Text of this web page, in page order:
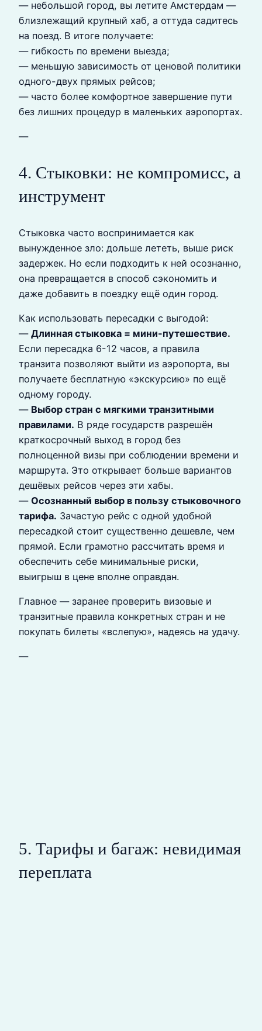
— небольшой город, вы летите Амстердам —
близлежащий крупный хаб, а оттуда садитесь
на поезд. В итоге получаете:
— гибкость по времени выезда;
— меньшую зависимость от ценовой политики
одного-двух прямых рейсов;
— часто более комфортное завершение пути
без лишних процедур в маленьких аэропортах.
—
4. Стыковки: не компромисс, а
инструмент
Стыковка часто воспринимается как
вынужденное зло: дольше лететь, выше риск
задержек. Но если подходить к ней осознанно,
она превращается в способ сэкономить и
даже добавить в поездку ещё один город.
Как использовать пересадки с выгодой:
— Длинная стыковка = мини-путешествие.
Если пересадка 6-12 часов, а правила
транзита позволяют выйти из аэропорта, вы
получаете бесплатную «экскурсию» по ещё
одному городу.
— Выбор стран с мягкими транзитными
правилами. В ряде государств разрешён
краткосрочный выход в город без
полноценной визы при соблюдении времени и
маршрута. Это открывает больше вариантов
дешёвых рейсов через эти хабы.
— Осознанный выбор в пользу стыковочного
тарифа. Зачастую рейс с одной удобной
пересадкой стоит существенно дешевле, чем
прямой. Если грамотно рассчитать время и
обеспечить себе минимальные риски,
выигрыш в цене вполне оправдан.
Главное — заранее проверить визовые и
транзитные правила конкретных стран и не
покупать билеты «вслепую», надеясь на удачу.
—
5. Тарифы и багаж: невидимая
переплата